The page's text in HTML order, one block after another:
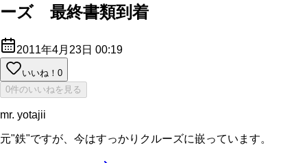
ーズ 最終書類到着
2011年4月23日 00:19
いいね！ 0
0件のいいねを見る
mr. yotajii
元"鉄"ですが、今はすっかりクルーズに嵌っています。